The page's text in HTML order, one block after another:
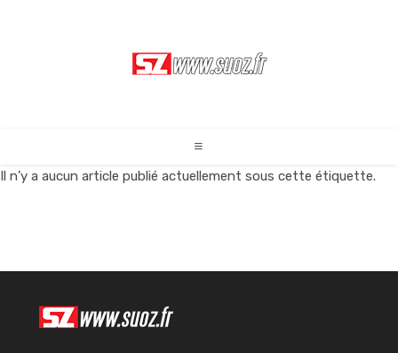
Il n’y a aucun article publié actuellement sous cette étiquette.